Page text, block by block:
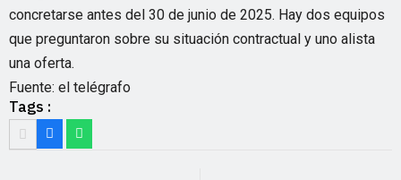
concretarse antes del 30 de junio de 2025. Hay dos equipos
que preguntaron sobre su situación contractual y uno alista
una oferta.
Fuente: el telégrafo
Tags :